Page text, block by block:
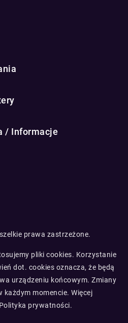
/ Informacje
prawa zastrzeżone.
pliki cookies. Korzystanie
dot. cookies oznacza, że będą
urządzeniu końcowym. Zmiany
momencie. Więcej
Polityka prywatności.